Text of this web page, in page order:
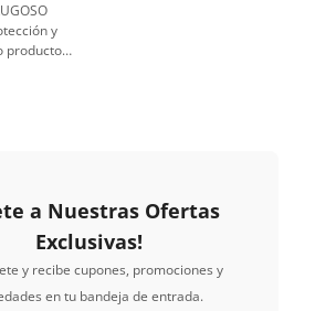
y
producto.
de grava
a Nuestras Ofertas
Exclusivas!
y recibe cupones, promociones y
en tu bandeja de entrada.